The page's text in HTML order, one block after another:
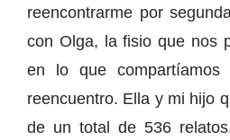
reencontrarme por
con Olga, la fisio que nos
en lo que
reencuentro. Ella y mi hijo
de un total de 536